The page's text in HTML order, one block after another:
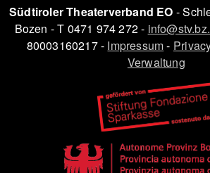
Südtiroler Theaterverband EO -
Bozen - T 0471 974 272 -
80003160217 - Impressum-
Verwaltung